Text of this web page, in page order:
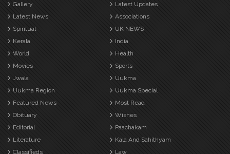
Gallery
Latest Updates
Latest News
Associations
Spiritual
UK NEWS
Kerala
India
World
Health
Movies
Sports
Jwala
Uukma
Uukma Region
Uukma Special
Featured News
Most Read
Obituary
Wishes
Editorial
Paachakam
Literature
Kala And Sahithyam
Classifieds
Law